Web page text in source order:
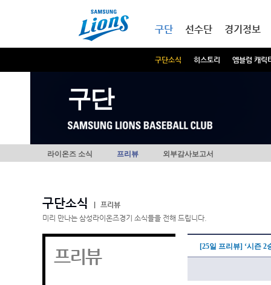
구단
구단소식 히스토리 엠블럼 캐릭
선수단 경기정보
구단
라이온즈 소식 프리뷰 외부감사보고서
구단소식
프리뷰
미리 만나는 삼성라이온즈경기 소식들을 전해 드립니다.
프리뷰 [25일 프리뷰] ‘시즌 2